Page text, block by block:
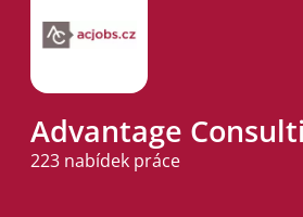
Advantage
223 nabídek práce